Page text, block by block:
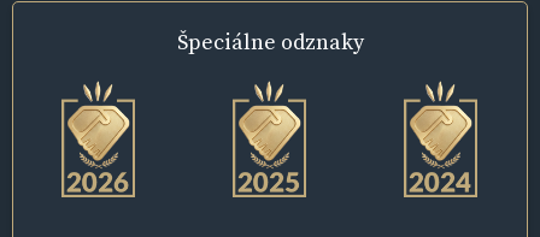
Špeciálne odznaky